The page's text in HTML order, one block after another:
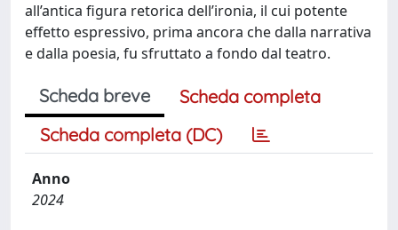
all’antica figura retorica dell’ironia, il cui potente
effetto espressivo, prima ancora che dalla narrativa
e dalla poesia, fu sfruttato a fondo dal teatro.
Scheda breve
Scheda completa
Scheda completa (DC)
Anno
2024